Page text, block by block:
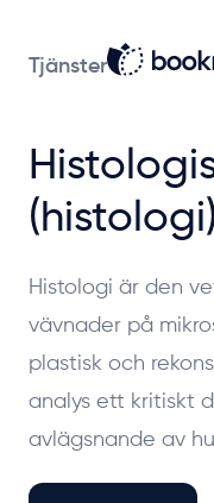
Tjänster
(histologi)
Histologi är den
vävnader på
plastisk och
analys ett kritiskt
avlägsnande av